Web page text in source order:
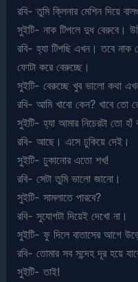
রবি- তুমি ক্লিনার মেশিন দিয়ে
সুইটি- নাক টিপলে দুধ বেরুবে।
রবি- হ্যা টিপছি এখন। তবে নাক
ফোটা করে বেরুচ্ছে।
সুইটি- বেরুচ্ছে খুব ভালো কথা
রবি- আমি খাবো কেন? খাবে তো
সুইটি- হ্যা আমার নিচেরটা তো
রবি- আছে। এসে ঢুকিয়ে দেই।
সুইটি- ঢুকানোর এতো শখ!
রবি- সেটা তুমি ভালো জানো।
সুইটি- সামলাতে পারবে?
রবি- সুযোগটা দিয়েই দেখো না।
সুইটি- ফু দিলে বাতাসের আগে
রবি- তোমার সব সন্দেহ দূর হয়ে
সুইটি- তাই!